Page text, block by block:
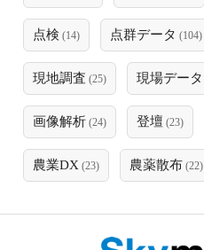
点検 (14) 点群データ (104)
現地調査 (25) 現場データ
画像解析 (24) 登壇 (23)
農業DX (23) 農薬散布 (22)